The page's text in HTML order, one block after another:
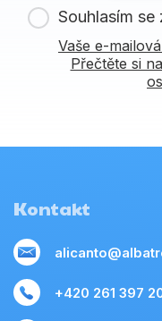
Souhlasím
Vaše e-
Přečtěte si
Kontakt
+420 261 397